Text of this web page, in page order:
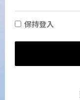
保持登入